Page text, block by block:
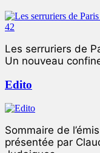
Les serruriers de
Un nouveau
Edito
Sommaire de
présentée par